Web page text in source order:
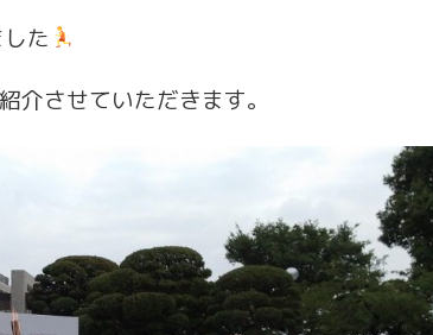
た
介させていただきます。